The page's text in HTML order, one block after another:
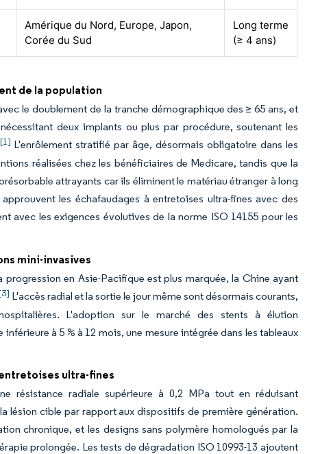
Amérique du Nord, Europe, Japon,
Corée du Sud
Long terme
(≥ 4 ans)
de la population
le doublement de la tranche démographique des ≥ 65 ans, et
deux implants ou plus par procédure, soutenant les
[1] L'enrôlement stratifié par âge, désormais obligatoire dans les
réalisées chez les bénéficiaires de Medicare, tandis que la
attrayants car ils éliminent le matériau étranger à long
les échafaudages à entretoises ultra-fines avec des
avec les exigences évolutives de la norme ISO 14155 pour les
mini-invasives
en Asie-Pacifique est plus marquée, la Chine ayant
L'accès radial et la sortie le jour même sont désormais courants,
L'adoption sur le marché des stents à élution
à 5 % à 12 mois, une mesure intégrée dans les tableaux
ultra-fines
résistance radiale supérieure à 0,2 MPa tout en réduisant
lésion cible par rapport aux dispositifs de première génération.
chronique, et les designs sans polymère homologués par la
prolongée. Les tests de dégradation ISO 10993-13 ajoutent